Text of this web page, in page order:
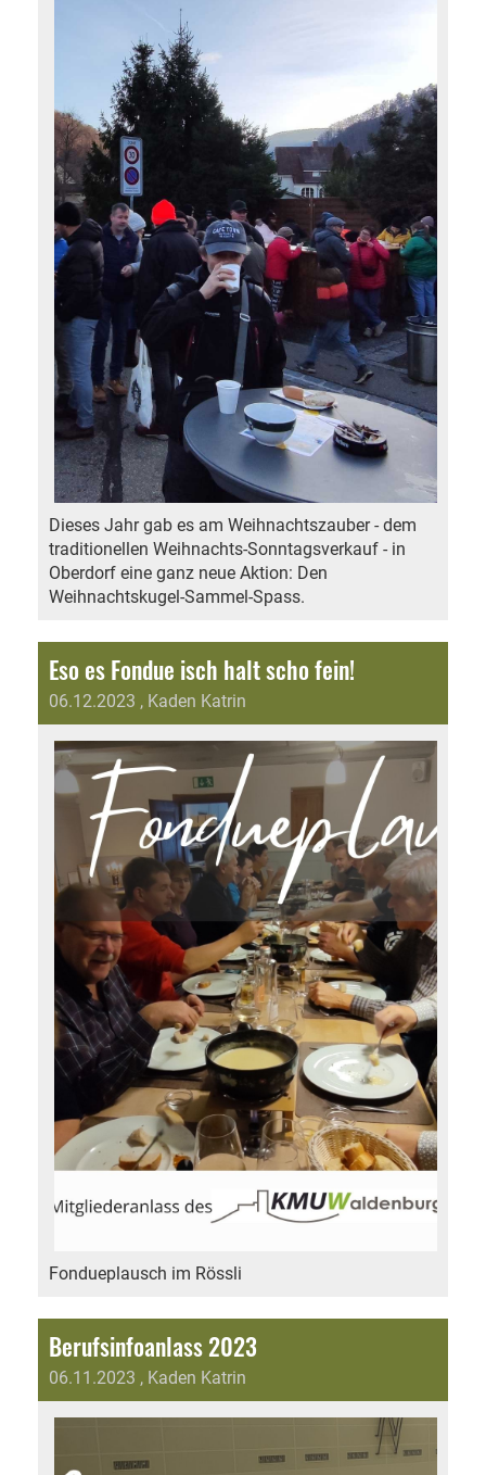
Dieses Jahr gab es am Weihnachtszauber - dem
traditionellen Weihnachts-Sonntagsverkauf - in
Oberdorf eine ganz neue Aktion: Den
Weihnachtskugel-Sammel-Spass.
Eso es Fondue isch halt scho fein!
06.12.2023 , Kaden Katrin
Fondueplausch im Rössli
Berufsinfoanlass 2023
06.11.2023 , Kaden Katrin